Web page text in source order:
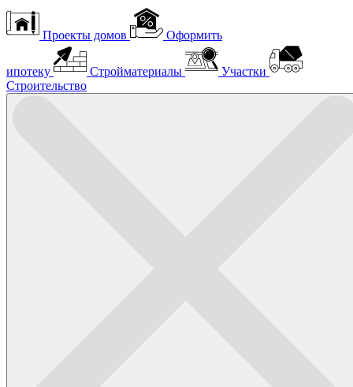
Проекты домов Оформить
ипотеку Стройматериалы
Участки
Строительство